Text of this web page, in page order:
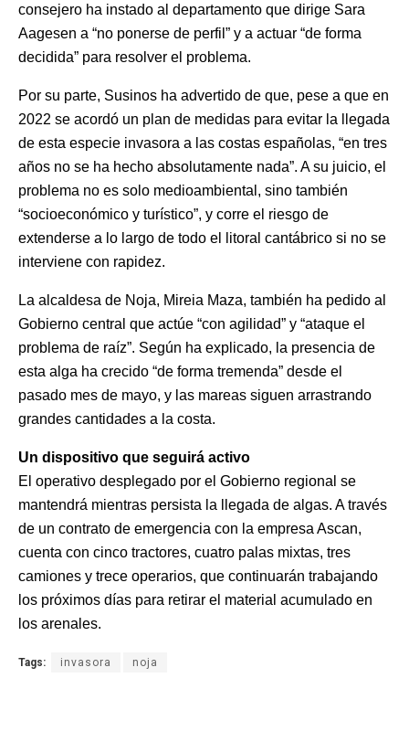
consejero ha instado al departamento que dirige Sara
Aagesen a “no ponerse de perfil” y a actuar “de forma
decidida” para resolver el problema.
Por su parte, Susinos ha advertido de que, pese a que en
2022 se acordó un plan de medidas para evitar la llegada
de esta especie invasora a las costas españolas, “en tres
años no se ha hecho absolutamente nada”. A su juicio, el
problema no es solo medioambiental, sino también
“socioeconómico y turístico”, y corre el riesgo de
extenderse a lo largo de todo el litoral cantábrico si no se
interviene con rapidez.
La alcaldesa de Noja, Mireia Maza, también ha pedido al
Gobierno central que actúe “con agilidad” y “ataque el
problema de raíz”. Según ha explicado, la presencia de
esta alga ha crecido “de forma tremenda” desde el
pasado mes de mayo, y las mareas siguen arrastrando
grandes cantidades a la costa.
Un dispositivo que seguirá activo
El operativo desplegado por el Gobierno regional se
mantendrá mientras persista la llegada de algas. A través
de un contrato de emergencia con la empresa Ascan,
cuenta con cinco tractores, cuatro palas mixtas, tres
camiones y trece operarios, que continuarán trabajando
los próximos días para retirar el material acumulado en
los arenales.
Tags: invasora noja